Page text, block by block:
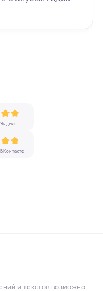
и текстов возможно